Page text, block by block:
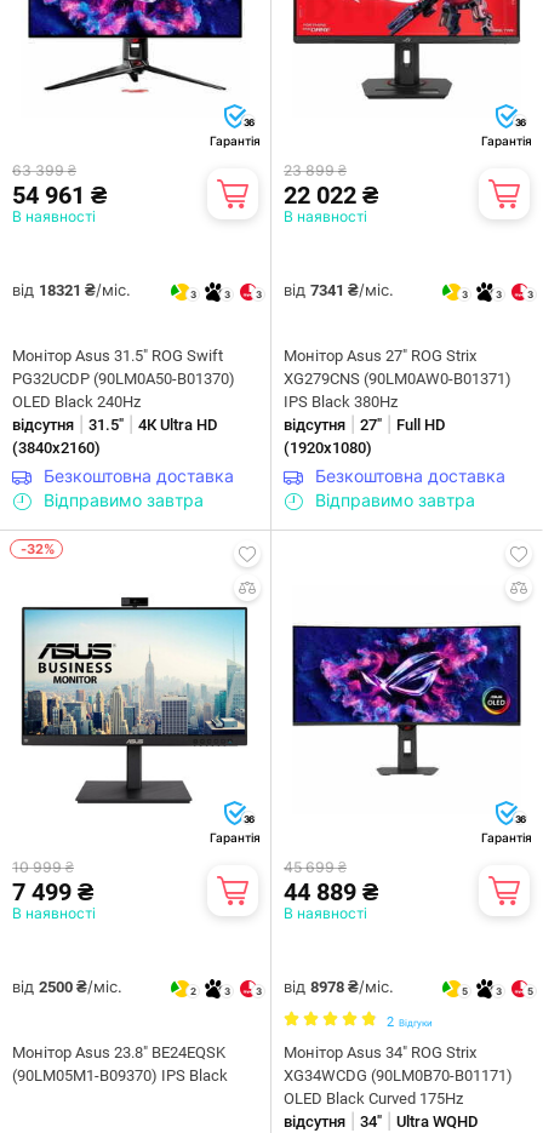
36
Гарантія
63 399 ₴
54 961 ₴
В наявності
від 18321 ₴/міс. 3 3 3
Монітор Asus 31.5" ROG Swift
PG32UCDP (90LM0A50-B01370)
OLED Black 240Hz
відсутня
31.5"
4К Ultra HD
(3840х2160)
Безкоштовна доставка
Відправимо завтра
36
Гарантія
23 899 ₴
22 022 ₴
В наявності
від 7341 ₴/міс. 3 3 3
Монітор Asus 27" ROG Strix
XG279CNS (90LM0AW0-B01371)
IPS Black 380Hz
відсутня
27"
Full HD
(1920x1080)
Безкоштовна доставка
Відправимо завтра
-32%
36
Гарантія
10 999 ₴
7 499 ₴
В наявності
від 2500 ₴/міс. 2 3 3
Монітор Asus 23.8" BE24EQSK
(90LM05M1-B09370) IPS Black
36
Гарантія
45 699 ₴
44 889 ₴
В наявності
від 8978 ₴/міс. 5 3 5
2 Відгуки
Монітор Asus 34" ROG Strix
XG34WCDG (90LM0B70-B01171)
OLED Black Curved 175Hz
відсутня
34"
Ultra WQHD